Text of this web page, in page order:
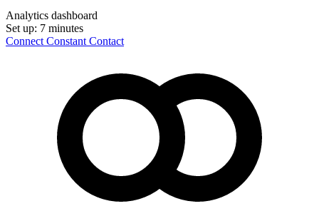
Analytics dashboard
Set up: 7 minutes
Connect Constant Contact